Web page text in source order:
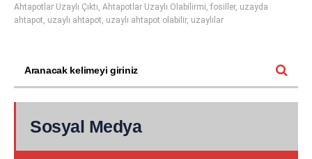
Ahtapotlar Uzaylı Çıktı, Ahtapotlar Uzaylı Olabilirmi, fosiller, uzayda
ahtapot, uzaylı ahtapot, uzaylı ahtapot olabilir, uzaylılar
Sosyal Medya